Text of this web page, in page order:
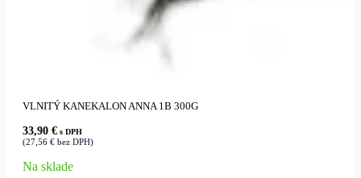
VLNITÝ KANEKALON ANNA 1B 300G
33,90 € s DPH
(27,56 € bez DPH)
Na sklade